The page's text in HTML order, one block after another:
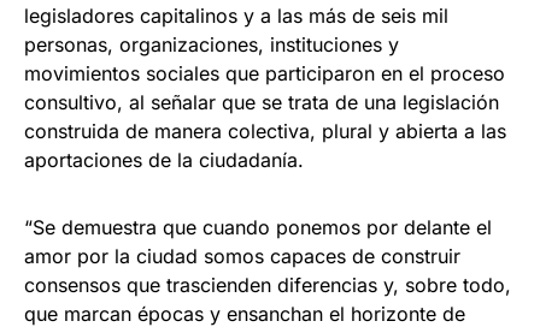
legisladores capitalinos y a las más de seis mil
personas, organizaciones, instituciones y
movimientos sociales que participaron en el proceso
consultivo, al señalar que se trata de una legislación
construida de manera colectiva, plural y abierta a las
aportaciones de la ciudadanía.
“Se demuestra que cuando ponemos por delante el
amor por la ciudad somos capaces de construir
consensos que trascienden diferencias y, sobre todo,
que marcan épocas y ensanchan el horizonte de